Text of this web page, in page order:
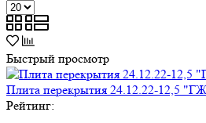
Быстрый просмотр
Плита перекрытия 24.12.22-12,5
Рейтинг: